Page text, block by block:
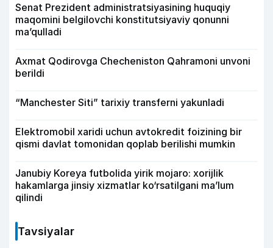
Senat Prezident administratsiyasining huquqiy
maqomini belgilovchi konstitutsiyaviy qonunni
ma’qulladi
Axmat Qodirovga Checheniston Qahramoni unvoni
berildi
“Manchester Siti” tarixiy transferni yakunladi
Elektromobil xaridi uchun avtokredit foizining bir
qismi davlat tomonidan qoplab berilishi mumkin
Janubiy Koreya futbolida yirik mojaro: xorijlik
hakamlarga jinsiy xizmatlar ko‘rsatilgani ma’lum
qilindi
Tavsiyalar